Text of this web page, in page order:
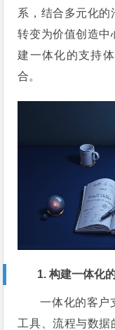
系，结合多元化的
转变为价值创造中
建一体化的支持
合。
1. 构建一体化
一体化的客户
工具、流程与数据